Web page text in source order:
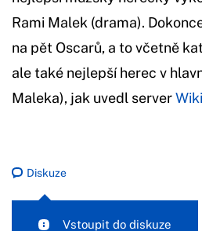
Rami Malek (drama).
na pět Oscarů, a to včetně
ale také nejlepší herec v
Maleka), jak uvedl server
Diskuze
Vstoupit do diskuze